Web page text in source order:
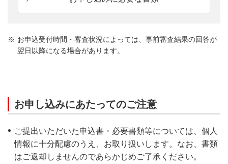
お申込受付時間・審査状況によっては、事前審査結果の回答が
翌日以降になる場合があります。
お申し込みにあたってのご注意
ご提出いただいた申込書・必要書類等については、個人
情報に十分配慮のうえ、お取り扱いします。なお、書類
はご返却しませんのであらかじめご了承ください。